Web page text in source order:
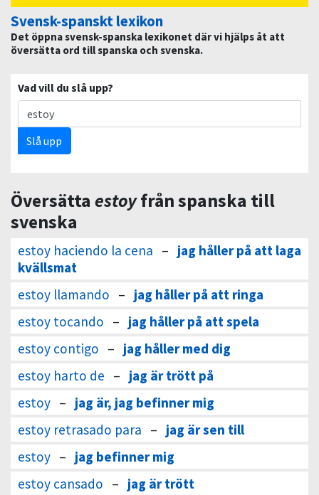
Svensk-spanskt lexikon
Det öppna svensk-spanska lexikonet där vi hjälps åt att
översätta ord till spanska och svenska.
Vad vill du slå upp?
Slå upp
Översätta estoyfrån spanska till
svenska
estoy haciendo la cena – jag håller på att laga
kvällsmat
estoy llamando – jag håller på att ringa
estoy tocando – jag håller på att spela
estoy contigo – jag håller med dig
estoy harto de – jag är trött på
estoy – jag är, jag befinner mig
estoy retrasado para – jag är sen till
estoy – jag befinner mig
estoy cansado – jag är trött